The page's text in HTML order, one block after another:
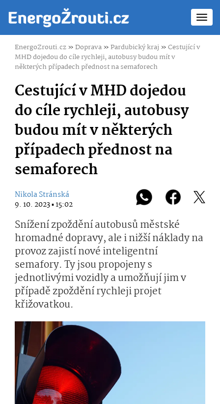
EnergoZrouti.cz»Doprava»Pardubický kraj »Cestující v
MHD dojedou do cíle rychleji, autobusy budou mít v
některých případech přednost na semaforech
Cestující v MHD dojedou
do cíle rychleji, autobusy
budou mít v některých
případech přednost na
semaforech
Nikola Stránská
9. 10. 2023 ▪ 15:02
Snížení zpoždění autobusů městské
hromadné dopravy, ale i nižší náklady na
provoz zajistí nové inteligentní
semafory. Ty jsou propojeny s
jednotlivými vozidly a umožňují jim v
případě zpoždění rychleji projet
křižovatkou.